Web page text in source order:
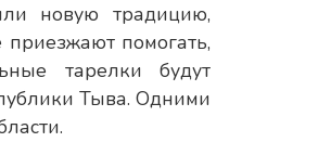
новую традицию,
помогать,
тарелки будут
Тыва. Одними